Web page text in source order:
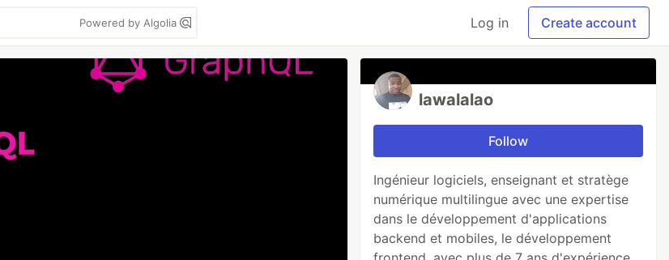
Powered by Algolia Log in Create account
lawalalao
Follow
Ingénieur logiciels, enseignant et stratège
numérique multilingue avec une expertise
dans le développement d'applications
backend et mobiles, le développement